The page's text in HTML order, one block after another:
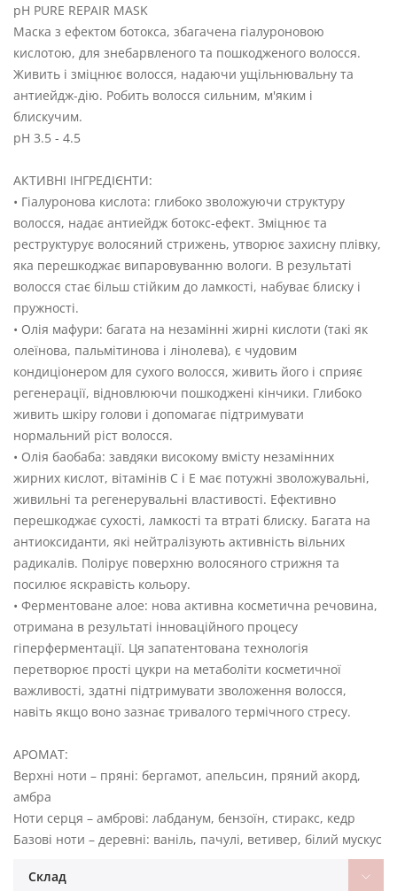
pH PURE REPAIR MASK
Маска з ефектом ботокса, збагачена гіалуроновою
кислотою, для знебарвленого та пошкодженого волосся.
Живить і зміцнює волосся, надаючи ущільнювальну та
антиейдж-дію. Робить волосся сильним, м'яким і
блискучим.
рН 3.5 - 4.5
АКТИВНІ ІНГРЕДІЄНТИ:
• Гіалуронова кислота: глибоко зволожуючи структуру
волосся, надає антиейдж ботокс-ефект. Зміцнює та
реструктурує волосяний стрижень, утворює захисну плівку,
яка перешкоджає випаровуванню вологи. В результаті
волосся стає більш стійким до ламкості, набуває блиску і
пружності.
• Олія мафури: багата на незамінні жирні кислоти (такі як
олеїнова, пальмітинова і лінолева), є чудовим
кондиціонером для сухого волосся, живить його і сприяє
регенерації, відновлюючи пошкоджені кінчики. Глибоко
живить шкіру голови і допомагає підтримувати
нормальний ріст волосся.
• Олія баобаба: завдяки високому вмісту незамінних
жирних кислот, вітамінів С і Е має потужні зволожувальні,
живильні та регенерувальні властивості. Ефективно
перешкоджає сухості, ламкості та втраті блиску. Багата на
антиоксиданти, які нейтралізують активність вільних
радикалів. Полірує поверхню волосяного стрижня та
посилює яскравість кольору.
• Ферментоване алое: нова активна косметична речовина,
отримана в результаті інноваційного процесу
гіперферментації. Ця запатентована технологія
перетворює прості цукри на метаболіти косметичної
важливості, здатні підтримувати зволоження волосся,
навіть якщо воно зазнає тривалого термічного стресу.
АРОМАТ:
Верхні ноти – пряні: бергамот, апельсин, пряний акорд,
амбра
Ноти серця – амброві: лабданум, бензоїн, стиракс, кедр
Базові ноти – деревні: ваніль, пачулі, ветивер, білий мускус
Склад